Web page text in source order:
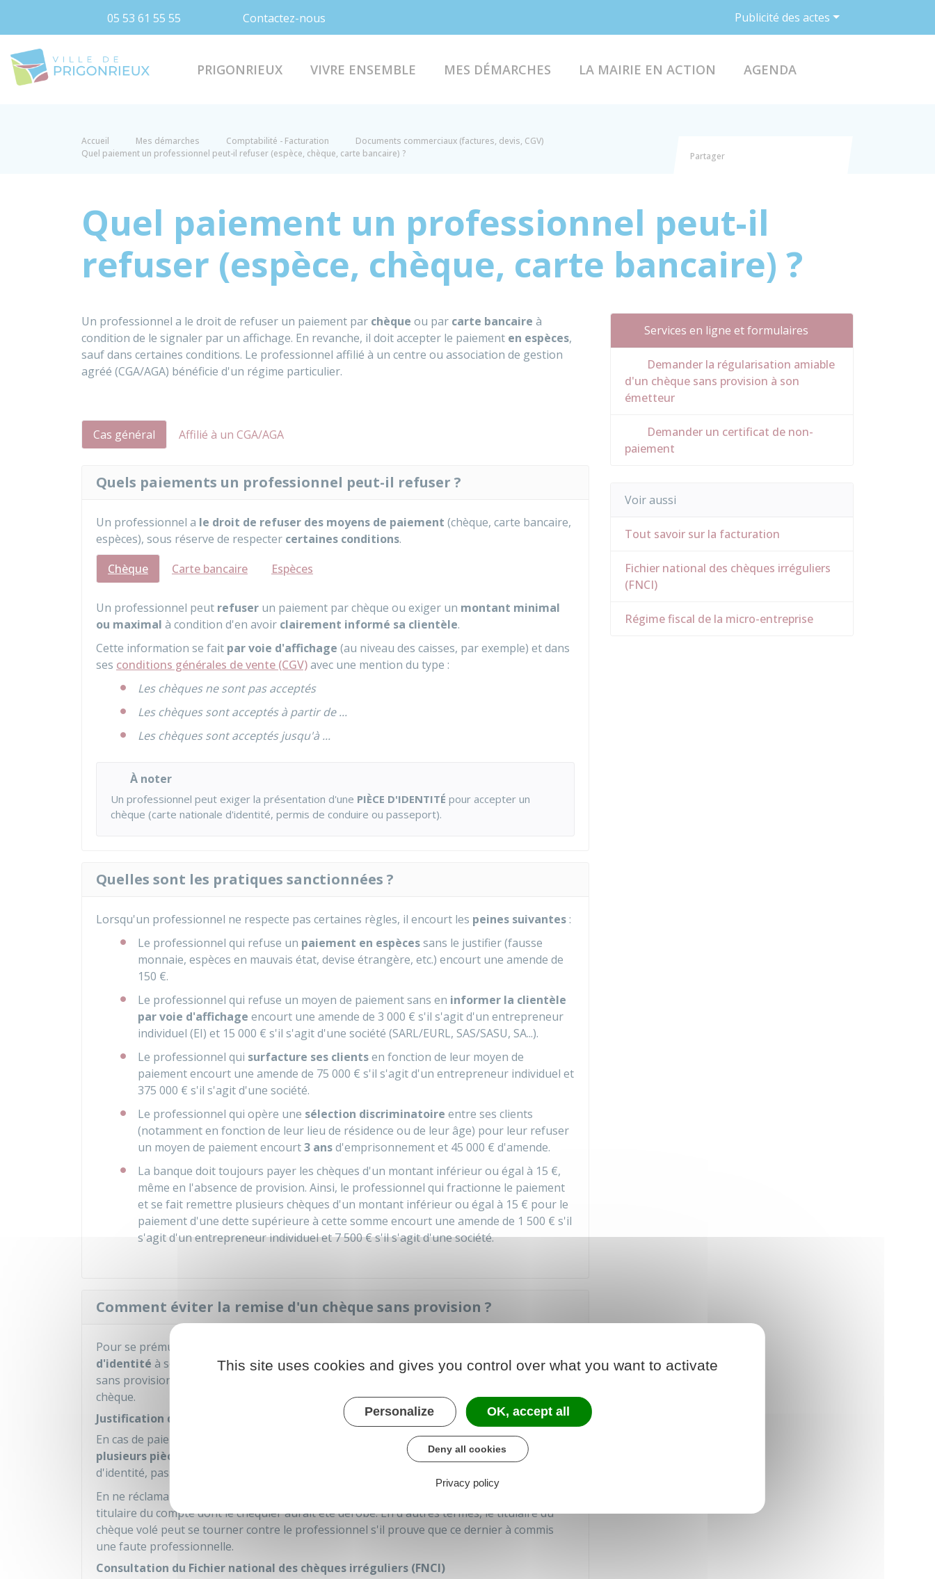
05 53 61 55 55 Contactez-nous Publicité des actes
PRIGONRIEUX VIVRE ENSEMBLE MES DÉMARCHES LA MAIRIE EN ACTION AGENDA
Accueil Mes démarches Comptabilité - Facturation
Documents commerciaux (factures, devis, CGV)
Quel paiement un professionnel peut-il refuser (espèce, chèque, carte bancaire) ?
Partager
Quel paiement un professionnel peut-il
refuser (espèce, chèque, carte bancaire) ?
Un professionnel a le droit de refuser un paiement par chèque ou par carte bancaire à
condition de le signaler par un affichage. En revanche, il doit accepter le paiement en espèces,
sauf dans certaines conditions. Le professionnel affilié à un centre ou association de gestion
agréé (CGA/AGA) bénéficie d'un régime particulier.
Cas général Affilié à un CGA/AGA
Quels paiements un professionnel peut-il refuser ?
Un professionnel a le droit de refuser des moyens de paiement (chèque, carte bancaire,
espèces), sous réserve de respecter certaines conditions.
Chèque
Carte bancaire Espèces
Un professionnel peut refuser un paiement par chèque ou exiger un montant minimal
ou maximal à condition d'en avoir clairement informé sa clientèle.
Cette information se fait par voie d'affichage (au niveau des caisses, par exemple) et dans
ses conditions générales de vente (CGV)avec une mention du type :
Les chèques ne sont pas acceptés
Les chèques sont acceptés à partir de ...
Les chèques sont acceptés jusqu'à ...
À noter
Un professionnel peut exiger la présentation d'une PIÈCE D'IDENTITÉ pour accepter un
chèque (carte nationale d'identité, permis de conduire ou passeport).
Quelles sont les pratiques sanctionnées ?
Lorsqu'un professionnel ne respecte pas certaines règles, il encourt les peines suivantes :
Le professionnel qui refuse un paiement en espècessans le justifier (fausse
monnaie, espèces en mauvais état, devise étrangère, etc.) encourt une amende de
150 €.
Le professionnel qui refuse un moyen de paiement sans en informer la clientèle
par voie d'affichage encourt une amende de 3 000 € s'il s'agit d'un entrepreneur
individuel (EI) et 15 000 € s'il s'agit d'une société (SARL/EURL, SAS/SASU, SA...).
Le professionnel qui surfacture ses clientsen fonction de leur moyen de
paiement encourt une amende de 75 000 € s'il s'agit d'un entrepreneur individuel et
375 000 € s'il s'agit d'une société.
Le professionnel qui opère une sélection discriminatoire entre ses clients
(notamment en fonction de leur lieu de résidence ou de leur âge) pour leur refuser
un moyen de paiement encourt3 ansd'emprisonnement et 45 000 € d'amende.
La banque doit toujours payer les chèques d'un montant inférieur ou égal à 15 €,
même en l'absence de provision. Ainsi, le professionnel qui fractionne le paiement
et se fait remettre plusieurs chèques d'un montant inférieur ou égal à 15 € pour le
paiement d'une dette supérieure à cette somme encourt une amende de 1 500 € s'il
s'agit d'un entrepreneur individuel et7 500 €s'il s'agit d'une société.
Comment éviter la remise d'un chèque sans provision ?
Pour se prémunir des chèques sans provision, le professionnel peut demander une
d'identité à son client et consulter unfichierdes chèques irréguliers. S'il reçoit un chèque
sans provision malgré tout, le professionnel peut exercer un
chèque.
Justification d'identité en cas de paiement par chèque
En cas de paiement par chèque, le professionnel peut exiger laprésentation d'une ou
plusieurs pièces d'identité
, en contrepartie de la remise du chèque (ex : carte nationale
d'identité, passeport, permis de conduire, etc.).
En ne réclamant pas cette pièce d'identité, il engagerait sa
titulaire du compte dont le chéquier aurait été dérobé. En d'autres termes, le titulaire du
chèque volé peut se tourner contre le professionnel s'il prouve que ce dernier à commis
une faute professionnelle.
Consultation du Fichier national des chèques irréguliers (FNCI)
Services en ligne et formulaires
Demander la régularisation amiable
d'un chèque sans provision à son
émetteur
Demander un certificat de non-
paiement
Voir aussi
Tout savoir sur la facturation
Fichier national des chèques irréguliers
(FNCI)
Régime fiscal de la micro-entreprise
This site uses cookies and gives you control over what you want to activate
Personalize OK, accept all
Deny all cookies
Privacy policy